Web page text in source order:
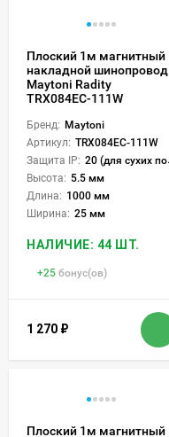
Плоский 1м магнитный
накладной шинопровод
Maytoni Radity
TRX084EC-111W
Бренд: Maytoni
Артикул: TRX084EC-111W
Защита IP: 20 (для сухих пом.)
Высота: 5.5 мм
Длина: 1000 мм
Ширина: 25 мм
НАЛИЧИЕ: 44 ШТ.
+25 бонус(ов)
1 270 ₽
Плоский 1м магнитный